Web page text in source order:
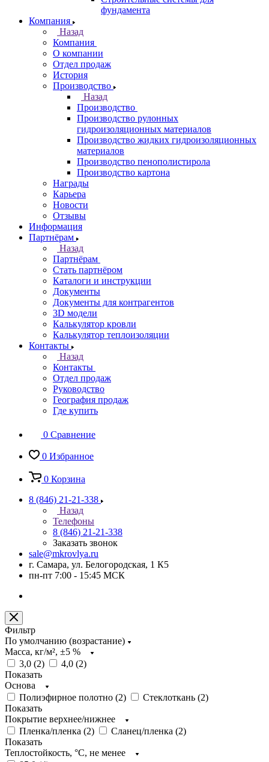
фундамента
Компания
Назад
Компания
О компании
Отдел продаж
История
Производство
Назад
Производство
Производство рулонных
гидроизоляционных материалов
Производство жидких гидроизоляционных
материалов
Производство пенополистирола
Производство картона
Награды
Карьера
Новости
Отзывы
Информация
Партнёрам
Назад
Партнёрам
Стать партнёром
Каталоги и инструкции
Документы
Документы для контрагентов
3D модели
Калькулятор кровли
Калькулятор теплоизоляции
Контакты
Назад
Контакты
Отдел продаж
Руководство
География продаж
Где купить
0 Сравнение
0 Избранное
0 Корзина
8 (846) 21-21-338
Назад
Телефоны
8 (846) 21-21-338
Заказать звонок
sale@mkrovlya.ru
г. Самара, ул. Белогородская, 1 К5
пн-пт 7:00 - 15:45 МСК
Фильтр
По умолчанию (возрастание)
Масса, кг/м², ±5 %
3,0 (2) 4,0 (2)
Показать
Основа
Полиэфирное полотно (2) Стеклоткань (2)
Показать
Покрытие верхнее/нижнее
Пленка/пленка (2) Сланец/пленка (2)
Показать
Теплостойкость, °C, не менее